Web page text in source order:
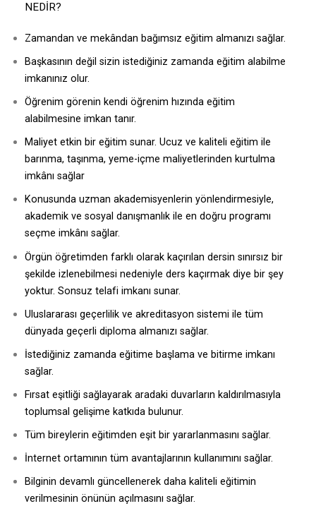
NEDİR?
Zamandan ve mekândan bağımsız eğitim almanızı sağlar.
Başkasının değil sizin istediğiniz zamanda eğitim alabilme
imkanınız olur.
Öğrenim görenin kendi öğrenim hızında eğitim
alabilmesine imkan tanır.
Maliyet etkin bir eğitim sunar. Ucuz ve kaliteli eğitim ile
barınma, taşınma, yeme-içme maliyetlerinden kurtulma
imkânı sağlar
Konusunda uzman akademisyenlerin yönlendirmesiyle,
akademik ve sosyal danışmanlık ile en doğru programı
seçme imkânı sağlar.
Örgün öğretimden farklı olarak kaçırılan dersin sınırsız bir
şekilde izlenebilmesi nedeniyle ders kaçırmak diye bir şey
yoktur. Sonsuz telafi imkanı sunar.
Uluslararası geçerlilik ve akreditasyon sistemi ile tüm
dünyada geçerli diploma almanızı sağlar.
İstediğiniz zamanda eğitime başlama ve bitirme imkanı
sağlar.
Fırsat eşitliği sağlayarak aradaki duvarların kaldırılmasıyla
toplumsal gelişime katkıda bulunur.
Tüm bireylerin eğitimden eşit bir yararlanmasını sağlar.
İnternet ortamının tüm avantajlarının kullanımını sağlar.
Bilginin devamlı güncellenerek daha kaliteli eğitimin
verilmesinin önünün açılmasını sağlar.